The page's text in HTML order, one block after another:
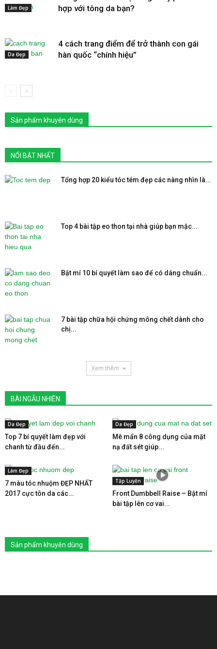
Làm Đẹp
hợp với tông da bạn?
Da Đẹp
4 cách trang điểm để trở thành con gái
hàn quốc “chính hiệu”
Sản phẩm khuyên dùng
NỔI BẬT NHẤT
Tổng hợp 20 kiểu tóc tém đẹp các nàng nhìn là...
Top 4 bài tập eo thon tại nhà giúp bạn mặc...
Bật mí 10 bí quyết làm sao để có dáng chuẩn...
7 bài tập chữa hội chứng mông chết dành cho
chị...
Xem thêm
BÀI NGẪU NHIÊN
Da Đẹp
Top 7 bí quyết làm đẹp với
chanh từ đầu đến...
Da Đẹp
Mê mẩn 8 công dụng của mặt
nạ đất sét giúp...
Làm Đẹp
7 màu tóc nhuộm ĐẸP NHẤT
2017 cực tôn da các...
Tập Luyện
Front Dumbbell Raise – Bật mí
bài tập lên cơ vai...
Sản phẩm khuyên dùng